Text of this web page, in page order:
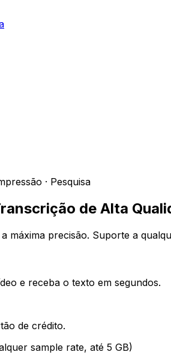
· Pesquisa
de Alta
máxima precisão. Suporte a
e receba o texto em segundos.
de crédito.
sample rate, até 5 GB)